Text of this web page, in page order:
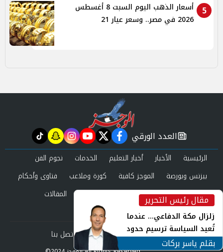
5
أسعار الذهب اليوم السبت 8 أغسطس
2026 في مصر.. وسعر عيار 21
مقال رئيس التحرير
زلزال مكة الدفاعي... عندما
تُعيد السياسة ترسيم حدود
الأمن القومي العربي
بقلم ياسر بركات
newspaper
العدد الورقي facebook
twitter
youtube
instagram
snapchat
tiktok
الرئيسية الأخبار أخبار التعليم الخدمات
نجوم الفن
بيزنس وبورصة
الموجز كافية كورة وملاعب
فتاوى وأحكام
صحة وجمال
عرب وعالم حوادث ومحاكم
المقالات
العدد الورقي
من نحن
سياسة الخصوصية اتصل بنا